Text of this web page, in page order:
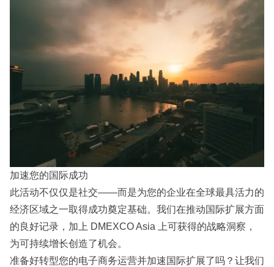
加速您的国际成功
此活动不仅仅是社交——而是为您的企业在全球最具活力的
经济区域之一取得成功奠定基础。我们在推动国际扩展方面
的良好记录，加上 DMEXCO Asia 上可获得的战略洞察，
为可持续增长创造了机会。
准备好转型您的电子商务运营并加速国际扩展了吗？让我们